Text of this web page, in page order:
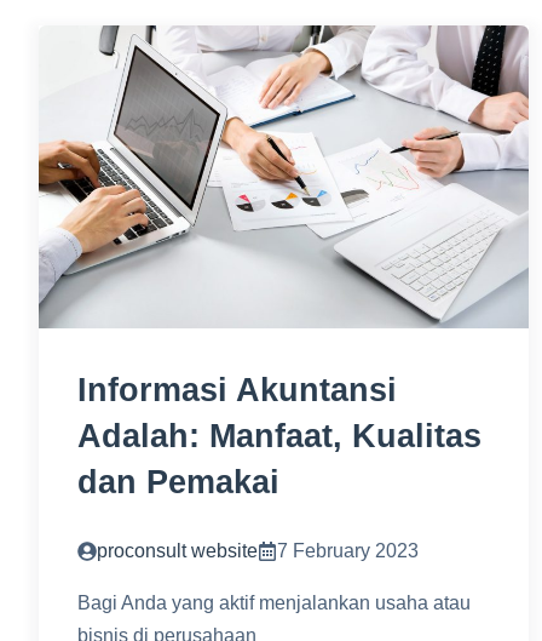
Informasi Akuntansi
Adalah: Manfaat, Kualitas
dan Pemakai
proconsult website 7 February 2023
Bagi Anda yang aktif menjalankan usaha atau
bisnis di perusahaan